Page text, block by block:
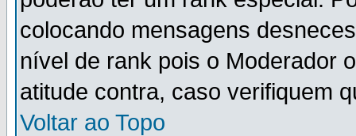
colocando mensagens
nível de rank pois o Moderador
atitude contra, caso verifiquem
Voltar ao Topo